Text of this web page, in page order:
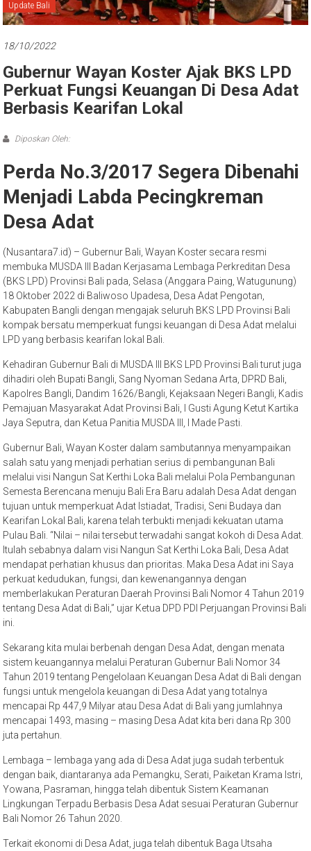
Bali
Update Bali
18/10/2022
Gubernur Wayan Koster Ajak BKS LPD
Perkuat Fungsi Keuangan Di Desa Adat
Berbasis Kearifan Lokal
Diposkan Oleh:
Perda No.3/2017 Segera Dibenahi
Menjadi Labda Pecingkreman
Desa Adat
(Nusantara7.id) – Gubernur Bali, Wayan Koster secara resmi
membuka MUSDA III Badan Kerjasama Lembaga Perkreditan Desa
(BKS LPD) Provinsi Bali pada, Selasa (Anggara Paing, Watugunung)
18 Oktober 2022 di Baliwoso Upadesa, Desa Adat Pengotan,
Kabupaten Bangli dengan mengajak seluruh BKS LPD Provinsi Bali
kompak bersatu memperkuat fungsi keuangan di Desa Adat melalui
LPD yang berbasis kearifan lokal Bali.
Kehadiran Gubernur Bali di MUSDA III BKS LPD Provinsi Bali turut juga
dihadiri oleh Bupati Bangli, Sang Nyoman Sedana Arta, DPRD Bali,
Kapolres Bangli, Dandim 1626/Bangli, Kejaksaan Negeri Bangli, Kadis
Pemajuan Masyarakat Adat Provinsi Bali, I Gusti Agung Ketut Kartika
Jaya Seputra, dan Ketua Panitia MUSDA III, I Made Pasti.
Gubernur Bali, Wayan Koster dalam sambutannya menyampaikan
salah satu yang menjadi perhatian serius di pembangunan Bali
melalui visi Nangun Sat Kerthi Loka Bali melalui Pola Pembangunan
Semesta Berencana menuju Bali Era Baru adalah Desa Adat dengan
tujuan untuk memperkuat Adat Istiadat, Tradisi, Seni Budaya dan
Kearifan Lokal Bali, karena telah terbukti menjadi kekuatan utama
Pulau Bali. “Nilai – nilai tersebut terwadahi sangat kokoh di Desa Adat.
Itulah sebabnya dalam visi Nangun Sat Kerthi Loka Bali, Desa Adat
mendapat perhatian khusus dan prioritas. Maka Desa Adat ini Saya
perkuat kedudukan, fungsi, dan kewenangannya dengan
memberlakukan Peraturan Daerah Provinsi Bali Nomor 4 Tahun 2019
tentang Desa Adat di Bali,” ujar Ketua DPD PDI Perjuangan Provinsi Bali
ini.
Sekarang kita mulai berbenah dengan Desa Adat, dengan menata
sistem keuangannya melalui Peraturan Gubernur Bali Nomor 34
Tahun 2019 tentang Pengelolaan Keuangan Desa Adat di Bali dengan
fungsi untuk mengelola keuangan di Desa Adat yang totalnya
mencapai Rp 447,9 Milyar atau Desa Adat di Bali yang jumlahnya
mencapai 1493, masing – masing Desa Adat kita beri dana Rp 300
juta pertahun.
Lembaga – lembaga yang ada di Desa Adat juga sudah terbentuk
dengan baik, diantaranya ada Pemangku, Serati, Paiketan Krama Istri,
Yowana, Pasraman, hingga telah dibentuk Sistem Keamanan
Lingkungan Terpadu Berbasis Desa Adat sesuai Peraturan Gubernur
Bali Nomor 26 Tahun 2020.
Terkait ekonomi di Desa Adat, juga telah dibentuk Baga Utsaha